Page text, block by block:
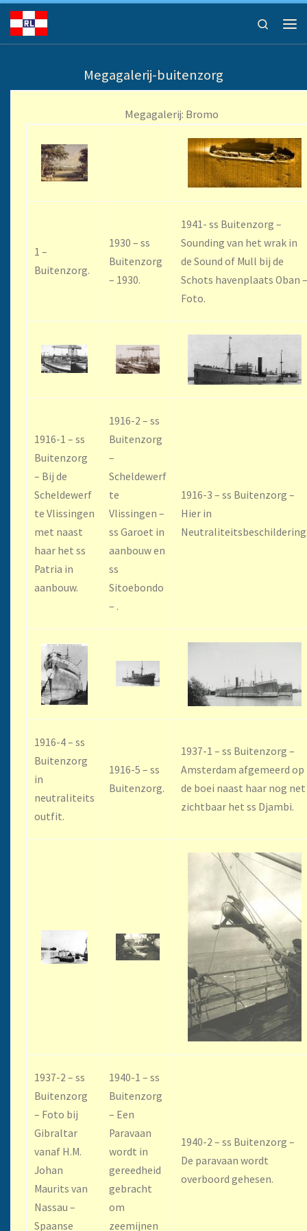
Ga naar inhoud
Search
Megagalerij-buitenzorg
Megagalerij: Bromo
1 –
Buitenzorg.
1930 – ss
Buitenzorg
– 1930.
1941- ss Buitenzorg –
Sounding van het wrak in
de Sound of Mull bij de
Schots havenplaats Oban –
Foto.
1916-1 – ss
Buitenzorg
– Bij de
Scheldewerf
te Vlissingen
met naast
haar het ss
Patria in
aanbouw.
1916-2 – ss
Buitenzorg
–
Scheldewerf
te
Vlissingen –
ss Garoet in
aanbouw en
ss
Sitoebondo
– .
1916-3 – ss Buitenzorg –
Hier in
1916-4 – ss
Buitenzorg
in
neutraliteits
outfit.
1916-5 – ss
Buitenzorg.
1937-1 – ss Buitenzorg –
Amsterdam afgemeerd op
de boei naast haar nog net
zichtbaar het ss Djambi.
1937-2 – ss
Buitenzorg
– Foto bij
Gibraltar
vanaf H.M.
Johan
Maurits van
Nassau –
Spaanse
1940-1 – ss
Buitenzorg
– Een
Paravaan
wordt in
gereedheid
gebracht
om
zeemijnen
1940-2 – ss Buitenzorg –
De paravaan wordt
overboord gehesen.